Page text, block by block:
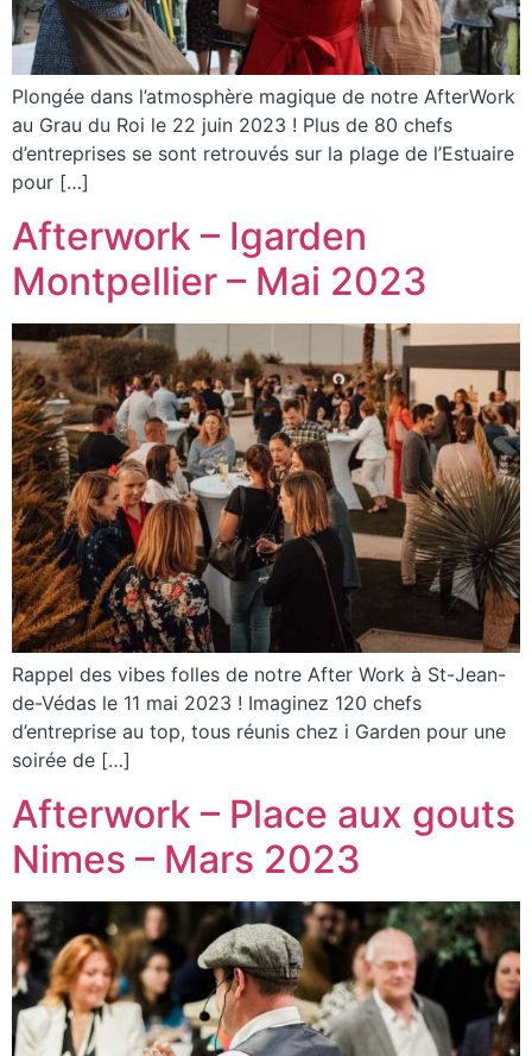
Plongée dans l’atmosphère magique de notre AfterWork
au Grau du Roi le 22 juin 2023 ! Plus de 80 chefs
d’entreprises se sont retrouvés sur la plage de l’Estuaire
pour […]
Afterwork – Igarden
Montpellier – Mai 2023
Rappel des vibes folles de notre After Work à St-Jean-
de-Védas le 11 mai 2023 ! Imaginez 120 chefs
d’entreprise au top, tous réunis chez i Garden pour une
soirée de […]
Afterwork – Place aux gouts
Nimes – Mars 2023